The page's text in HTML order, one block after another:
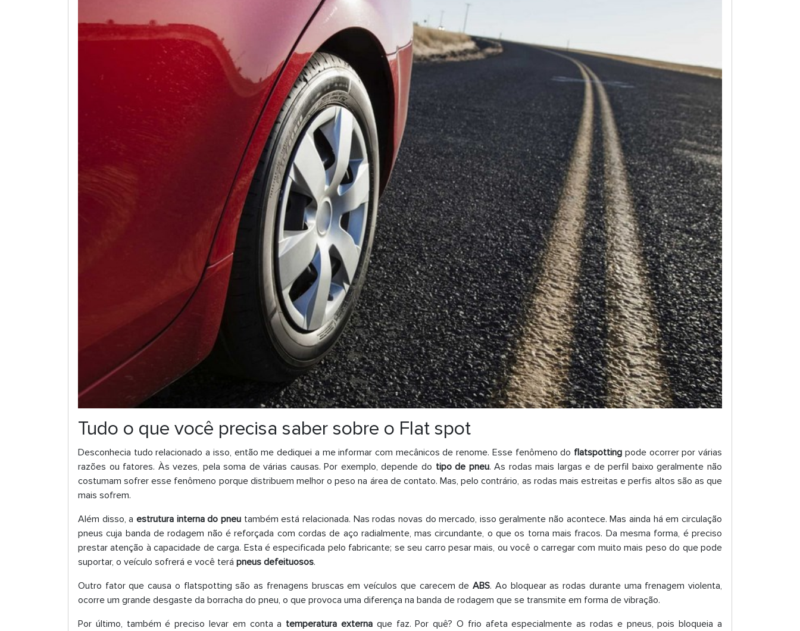
Tudo o que você precisa saber sobre o Flat spot
Desconhecia tudo relacionado a isso, então me dediquei a me informar com mecânicos de renome. Esse fenômeno do flatspotting pode ocorrer por várias
razões ou fatores. Às vezes, pela soma de várias causas. Por exemplo, depende do tipo de pneu. As rodas mais largas e de perfil baixo geralmente não
costumam sofrer esse fenômeno porque distribuem melhor o peso na área de contato. Mas, pelo contrário, as rodas mais estreitas e perfis altos são as que
mais sofrem.
Além disso, a estrutura interna do pneutambém está relacionada. Nas rodas novas do mercado, isso geralmente não acontece. Mas ainda há em circulação
pneus cuja banda de rodagem não é reforçada com cordas de aço radialmente, mas circundante, o que os torna mais fracos. Da mesma forma, é preciso
prestar atenção à capacidade de carga. Esta é especificada pelo fabricante; se seu carro pesar mais, ou você o carregar com muito mais peso do que pode
suportar, o veículo sofrerá e você terá pneus defeituosos.
Outro fator que causa o flatspotting são as frenagens bruscas em veículos que carecem deABS. Ao bloquear as rodas durante uma frenagem violenta,
ocorre um grande desgaste da borracha do pneu, o que provoca uma diferença na banda de rodagem que se transmite em forma de vibração.
Por último, também é preciso levar em conta a temperatura externa que faz. Por quê? O frio afeta especialmente as rodas e pneus, pois bloqueia a